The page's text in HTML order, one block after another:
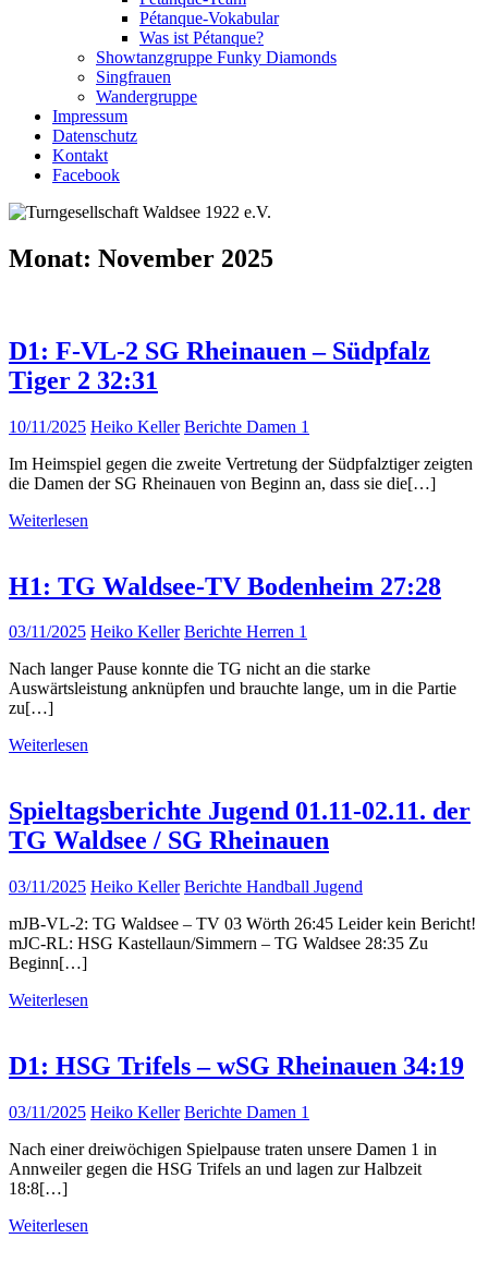
Pétanque-Vokabular
Was ist Pétanque?
Showtanzgruppe Funky Diamonds
Singfrauen
Wandergruppe
Impressum
Datenschutz
Kontakt
Facebook
Monat: November 2025
D1: F-VL-2 SG Rheinauen – Südpfalz
Tiger 2 32:31
10/11/2025 Heiko Keller Berichte Damen 1
Im Heimspiel gegen die zweite Vertretung der Südpfalztiger zeigten
die Damen der SG Rheinauen von Beginn an, dass sie die[…]
Weiterlesen
H1: TG Waldsee-TV Bodenheim 27:28
03/11/2025 Heiko Keller Berichte Herren 1
Nach langer Pause konnte die TG nicht an die starke
Auswärtsleistung anknüpfen und brauchte lange, um in die Partie
zu[…]
Weiterlesen
Spieltagsberichte Jugend 01.11-02.11. der
TG Waldsee / SG Rheinauen
03/11/2025 Heiko Keller Berichte Handball Jugend
mJB-VL-2: TG Waldsee – TV 03 Wörth 26:45 Leider kein Bericht!
mJC-RL: HSG Kastellaun/Simmern – TG Waldsee 28:35 Zu
Beginn[…]
Weiterlesen
D1: HSG Trifels – wSG Rheinauen 34:19
03/11/2025 Heiko Keller Berichte Damen 1
Nach einer dreiwöchigen Spielpause traten unsere Damen 1 in
Annweiler gegen die HSG Trifels an und lagen zur Halbzeit
18:8[…]
Weiterlesen